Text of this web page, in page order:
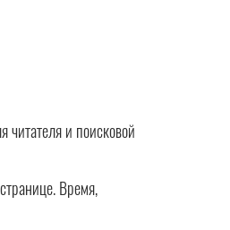
и поисковой
Время,